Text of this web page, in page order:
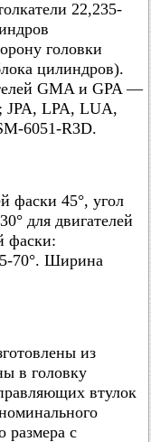
22,235-
головки
цилиндров).
GMA и GPA —
JPA, LPA, LUA,
6051-R3D.
фаски 45°, угол
для двигателей
фаски:
70°. Ширина
из
в головку
втулок
размера с